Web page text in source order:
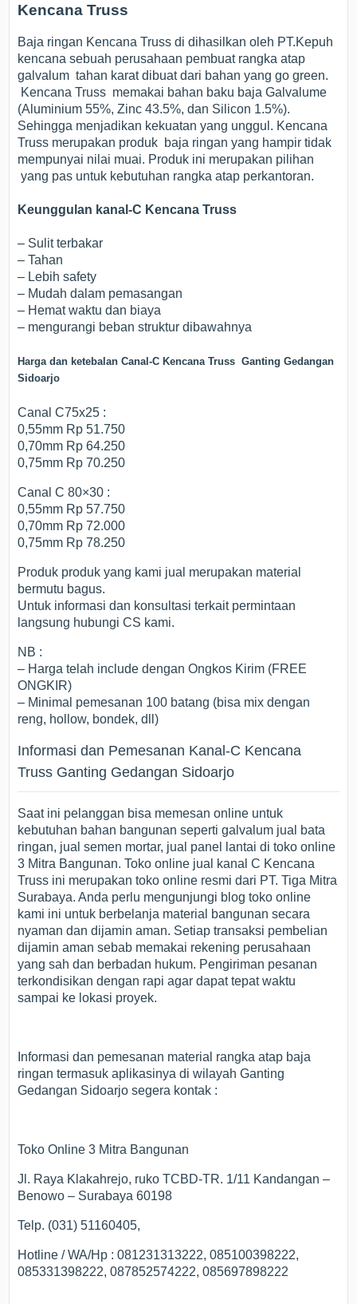
Kencana Truss
Baja ringan Kencana Truss di dihasilkan oleh PT.Kepuh
kencana sebuah perusahaan pembuat rangka atap
galvalum tahan karat dibuat dari bahan yang go green.
Kencana Truss memakai bahan baku baja Galvalume
(Aluminium 55%, Zinc 43.5%, dan Silicon 1.5%).
Sehingga menjadikan kekuatan yang unggul. Kencana
Truss merupakan produk baja ringan yang hampir tidak
mempunyai nilai muai. Produk ini merupakan pilihan
yang pas untuk kebutuhan rangka atap perkantoran.
Keunggulan kanal-C Kencana Truss
– Sulit terbakar
– Tahan
– Lebih safety
– Mudah dalam pemasangan
– Hemat waktu dan biaya
– mengurangi beban struktur dibawahnya
Harga dan ketebalan Canal-C Kencana Truss Ganting Gedangan
Sidoarjo
Canal C75x25 :
0,55mm Rp 51.750
0,70mm Rp 64.250
0,75mm Rp 70.250
Canal C 80×30 :
0,55mm Rp 57.750
0,70mm Rp 72.000
0,75mm Rp 78.250
Produk produk yang kami jual merupakan material
bermutu bagus.
Untuk informasi dan konsultasi terkait permintaan
langsung hubungi CS kami.
NB :
– Harga telah include dengan Ongkos Kirim (FREE
ONGKIR)
– Minimal pemesanan 100 batang (bisa mix dengan
reng, hollow, bondek, dll)
Informasi dan Pemesanan Kanal-C Kencana
Truss Ganting Gedangan Sidoarjo
Saat ini pelanggan bisa memesan online untuk
kebutuhan bahan bangunan seperti galvalum jual bata
ringan, jual semen mortar, jual panel lantai di toko online
3 Mitra Bangunan. Toko online jual kanal C Kencana
Truss ini merupakan toko online resmi dari PT. Tiga Mitra
Surabaya. Anda perlu mengunjungi blog toko online
kami ini untuk berbelanja material bangunan secara
nyaman dan dijamin aman. Setiap transaksi pembelian
dijamin aman sebab memakai rekening perusahaan
yang sah dan berbadan hukum. Pengiriman pesanan
terkondisikan dengan rapi agar dapat tepat waktu
sampai ke lokasi proyek.
Informasi dan pemesanan material rangka atap baja
ringan termasuk aplikasinya di wilayah Ganting
Gedangan Sidoarjo segera kontak :
Toko Online 3 Mitra Bangunan
Jl. Raya Klakahrejo, ruko TCBD-TR. 1/11 Kandangan –
Benowo – Surabaya 60198
Telp. (031) 51160405,
Hotline / WA/Hp : 081231313222, 085100398222,
085331398222, 087852574222, 085697898222